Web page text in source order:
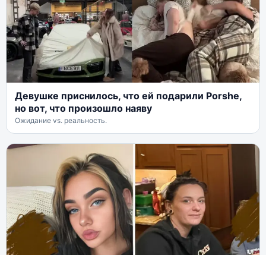
Девушке приснилось, что ей подарили Porshe,
но вот, что произошло наяву
Ожидание vs. реальность.